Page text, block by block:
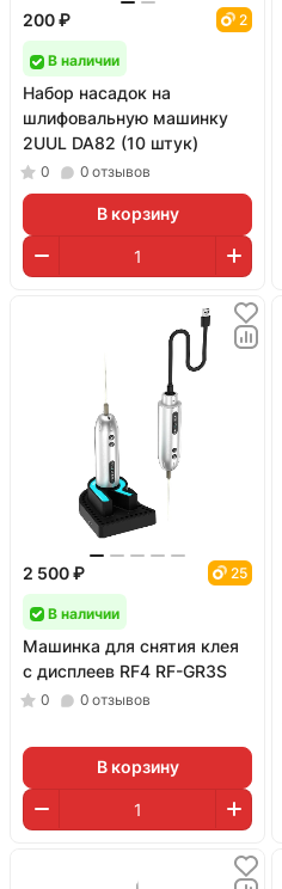
200 ₽ 2
В наличии
Набор насадок на
шлифовальную машинку
2UUL DA82 (10 штук)
0 0 отзывов
В корзину
2 500 ₽ 25
В наличии
Машинка для снятия клея
с дисплеев RF4 RF-GR3S
0 0 отзывов
В корзину